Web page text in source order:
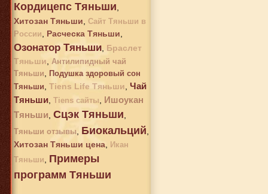
2 242 руб.
Хитозан Тяньши
Кордицепс Тяньши
Хитозан Тяньши
Сайт Тяньши в
России
Расческа Тяньши
Озонатор Тяньши Браслет
Тяньши Антилипидный чай
Тяньши
Подушка здоровый сон
Тяньши Tiens Life Тяньши Чай
Тяньши Tiens сайты
Ишоукан
Тяньши Сцэк Тяньши
Тяньши отзывы Биокальций
Хитозан Тяньши цена
Икан
Тяньши
Примеры
программ Тяньши